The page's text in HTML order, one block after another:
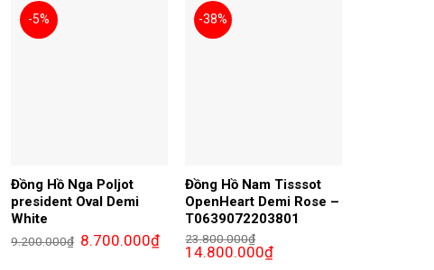
-5%
Đồng Hồ Nga Poljot
president Oval Demi
White
9.200.000₫ Giá
gốc
8.700.000₫Giá
-38%
Đồng Hồ Nam Tisssot
OpenHeart Demi Rose –
T0639072203801
23.800.000₫
Giá
gốc
14.800.000₫Giá